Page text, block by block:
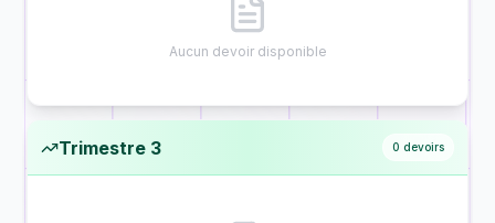
Aucun devoir disponible
Trimestre 3 0 devoirs